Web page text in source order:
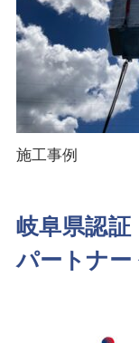
施工事例
岐阜県認
パートナー